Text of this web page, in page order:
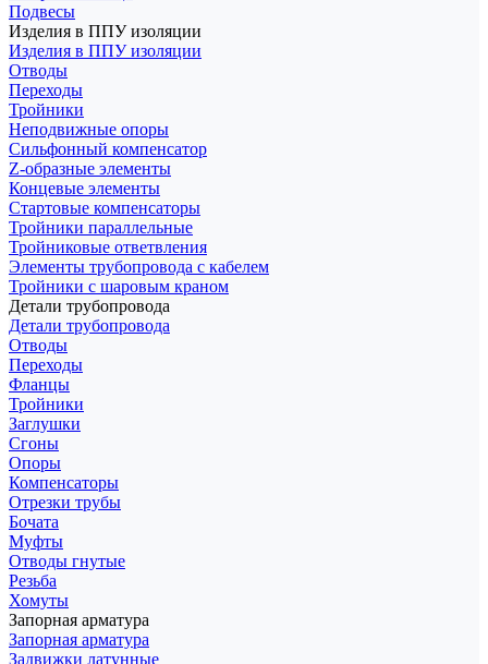
Подвесы
Изделия в ППУ изоляции
Изделия в ППУ изоляции
Отводы
Переходы
Тройники
Неподвижные опоры
Cильфонный компенсатор
Z-образные элементы
Концевые элементы
Стартовые компенсаторы
Тройники параллельные
Тройниковые ответвления
Элементы трубопровода с кабелем
Тройники с шаровым краном
Детали трубопровода
Детали трубопровода
Отводы
Переходы
Фланцы
Тройники
Заглушки
Сгоны
Опоры
Компенсаторы
Отрезки трубы
Бочата
Муфты
Отводы гнутые
Резьба
Хомуты
Запорная арматура
Запорная арматура
Задвижки латунные